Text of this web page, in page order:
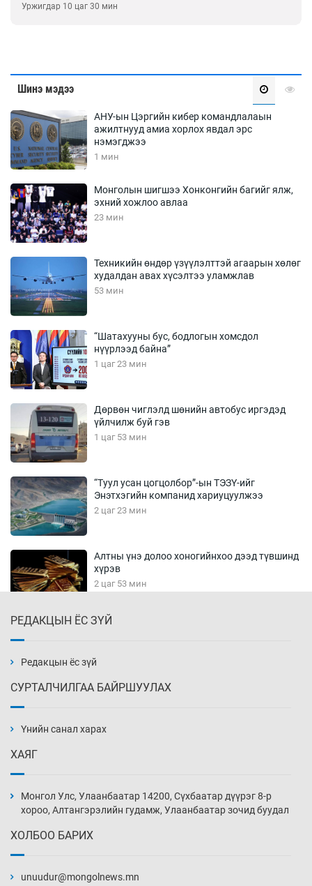
Уржигдар 10 цаг 30 мин
Шинэ мэдээ
АНУ-ын Цэргийн кибер командлалаын
ажилтнууд амиа хорлох явдал эрс
нэмэгджээ
1 мин
Монголын шигшээ Хонконгийн багийг ялж,
эхний хожлоо авлаа
23 мин
Техникийн өндөр үзүүлэлттэй агаарын хөлөг
худалдан авах хүсэлтээ уламжлав
53 мин
“Шатахууны бус, бодлогын хомсдол
нүүрлээд байна”
1 цаг 23 мин
Дөрвөн чиглэлд шөнийн автобус иргэдэд
үйлчилж буй гэв
1 цаг 53 мин
“Туул усан цогцолбор”-ын ТЭЗҮ-ийг
Энэтхэгийн компанид хариуцуулжээ
2 цаг 23 мин
Алтны үнэ долоо хоногийнхоо дээд түвшинд
хүрэв
2 цаг 53 мин
3 цаг 23 мин
3 цаг 53 мин
4 цаг 23 мин
4 цаг 53 мин
РЕДАКЦЫН ЁС ЗҮЙ
Редакцын ёс зүй
СУРТАЛЧИЛГАА БАЙРШУУЛАХ
Үнийн санал харах
ХАЯГ
Монгол Улс, Улаанбаатар 14200, Сүхбаатар дүүрэг 8-р
хороо, Алтангэрэлийн гудамж, Улаанбаатар зочид буудал
ХОЛБОО БАРИХ
unuudur@mongolnews.mn